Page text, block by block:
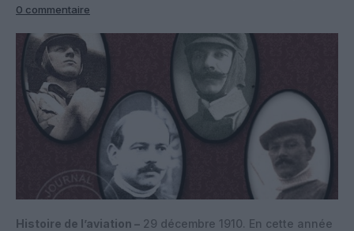
0 commentaire
Histoire de l’aviation – 29 décembre 1910. En cette année